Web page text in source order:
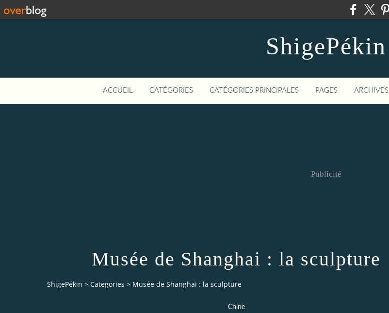
ShigePékin
ACCUEIL CATÉGORIES CATÉGORIES PRINCIPALES PAGES ARCHIVES
Publicité
Musée de Shanghai : la sculpture
ShigePékin > Categories > Musée de Shanghai : la sculpture
Chine